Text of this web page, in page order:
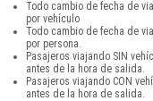
Todo cambio de fecha de
por vehículo
Todo cambio de fecha de
por persona.
Pasajeros viajando SIN
antes de la hora de salida.
Pasajeros viajando CON
antes de la hora de salida.